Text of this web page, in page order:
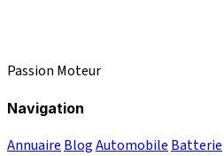
Passion Moteur
Navigation
Annuaire BlogAutomobile Batterie